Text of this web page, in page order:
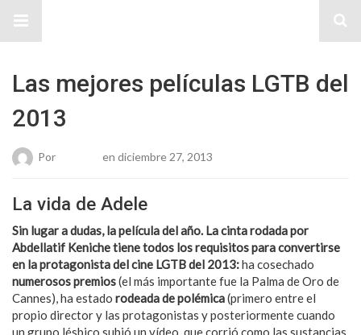
Las mejores películas LGTB del
2013
Por en diciembre 27, 2013
La vida de Adele
Sin lugar a dudas, la película del año. La cinta rodada por
Abdellatif Keniche tiene todos los requisitos para convertirse
en la protagonista del cine LGTB del 2013:ha cosechado
numerosos premios(el más importante fue la Palma de Oro de
Cannes), ha estado rodeada de polémica(primero entre el
propio director y las protagonistas y posteriormente cuando
un grupo lésbico subió un vídeo, que corrió como las sustancias